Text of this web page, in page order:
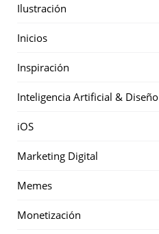
Ilustración
Inicios
Inspiración
Inteligencia Artificial & Diseño
iOS
Marketing Digital
Memes
Monetización